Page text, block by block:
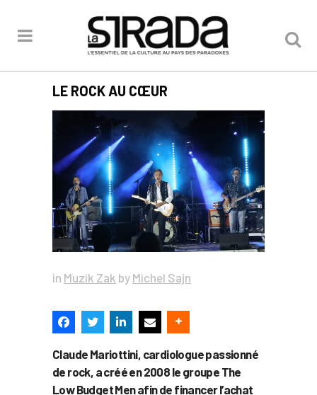
LE ROCK AU CŒUR
in Muzik Zak by Michel Sajn
Claude Mariottini, cardiologue passionné
de rock, a créé en 2008 le groupe The
Low Budget Men afin de financer l’achat